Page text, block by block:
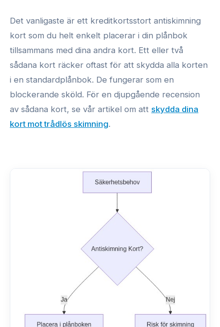
Det vanligaste är ett kreditkortsstort antiskimning
kort som du helt enkelt placerar i din plånbok
tillsammans med dina andra kort. Ett eller två
sådana kort räcker oftast för att skydda alla korten
i en standardplånbok. De fungerar som en
blockerande sköld. För en djupgående recension
av sådana kort, se vår artikel om att skydda dina
kort mot trådlös skimning.